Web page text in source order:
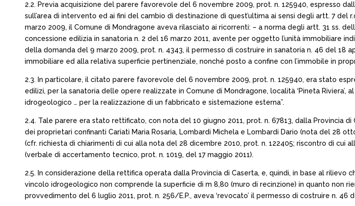
2.2. Previa acquisizione del parere favorevole del 6 novembre 2009, prot. n. 125940, espresso
sull’area di intervento ed ai fini del cambio di destinazione di quest’ultima ai sensi degli artt. 7 del
marzo 2009, il Comune di Mondragone aveva rilasciato ai ricorrenti: – a norma degli artt. 31 ss.
concessione edilizia in sanatoria n. 2 del 16 marzo 2011, avente per oggetto l’unità immobiliare
della domanda del 9 marzo 2009, prot. n. 4343, il permesso di costruire in sanatoria n. 46 del
immobiliare ed alla relativa superficie pertinenziale, nonché posto a confine con l’immobile in
2.3. In particolare, il citato parere favorevole del 6 novembre 2009, prot. n. 125940, era stato
edilizi, per la sanatoria delle opere realizzate in Comune di Mondragone, località ‘Pineta
idrogeologico … per la realizzazione di un fabbricato e sistemazione esterna”.
2.4. Tale parere era stato rettificato, con nota del 10 giugno 2011, prot. n. 67813, dalla Provincia
dei proprietari confinanti Cariati Maria Rosaria, Lombardi Michela e Lombardi Dario (nota del 28
(cfr. richiesta di chiarimenti di cui alla nota del 28 dicembre 2010, prot. n. 122405; riscontro di cui
(verbale di accertamento tecnico, prot. n. 1019, del 17 maggio 2011).
2.5. In considerazione della rettifica operata dalla Provincia di Caserta, e, quindi, in base al
vincolo idrogeologico non comprende la superficie di m 8,80 (muro di recinzione) in quanto non
provvedimento del 6 luglio 2011, prot. n. 256/E.P., aveva ‘revocato’ il permesso di costruire n. 46